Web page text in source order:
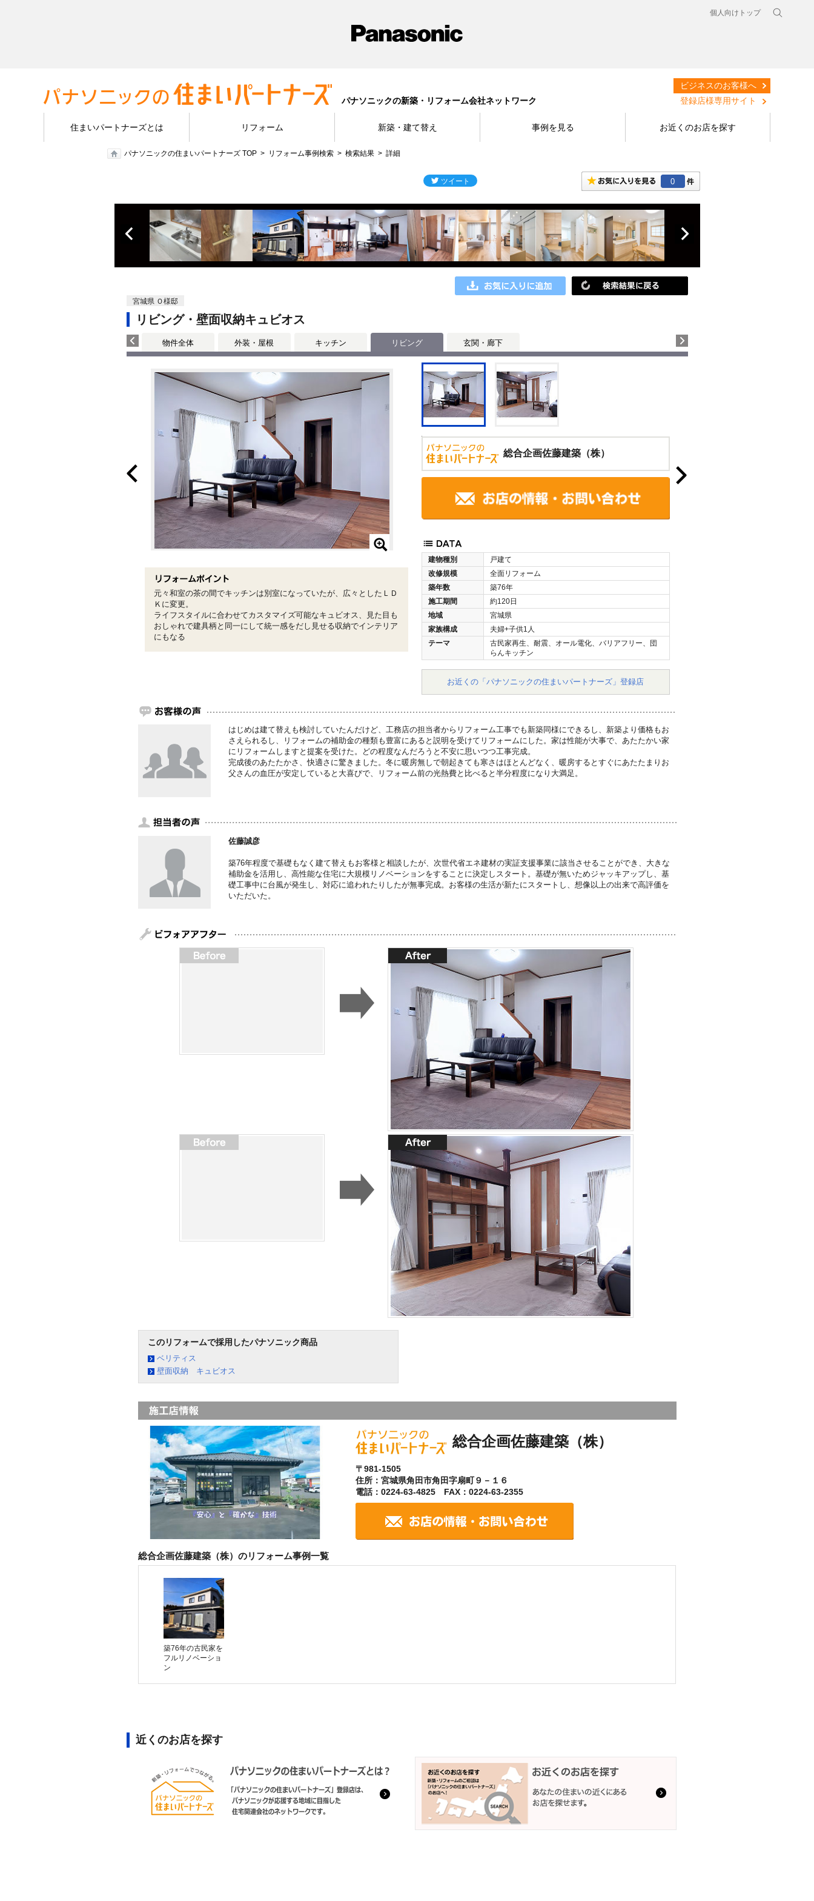
個人向けトップ
パナソニックの新築・リフォーム会社ネットワーク
ビジネスのお客様へ
登録店様専用サイト
住まいパートナーズとは リフォーム 新築・建て替え 事例を見る お近くのお店を探す
パナソニックの住まいパートナーズ TOP リフォーム事例検索 検索結果 詳細
0
宮城県 Ｏ様邸
リビング・壁面収納キュビオス
物件全体 外装・屋根 キッチン リビング 玄関・廊下
総合企画佐藤建築（株）
建物種別
戸建て
改修規模
全面リフォーム
築年数
築76年
施工期間
約120日
地域
宮城県
家族構成
夫婦+子供1人
テーマ
古民家再生、耐震、オール電化、バリアフリー、団
らんキッチン
お近くの「パナソニックの住まいパートナーズ」登録店
元々和室の茶の間でキッチンは別室になっていたが、広々としたＬＤ
Ｋに変更。
ライフスタイルに合わせてカスタマイズ可能なキュビオス、見た目も
おしゃれで建具柄と同一にして統一感をだし見せる収納でインテリア
にもなる
はじめは建て替えも検討していたんだけど、工務店の担当者からリフォーム工事でも新築同様にできるし、新築より価格もお
さえられるし、リフォームの補助金の種類も豊富にあると説明を受けてリフォームにした。家は性能が大事で、あたたかい家
にリフォームしますと提案を受けた。どの程度なんだろうと不安に思いつつ工事完成。
完成後のあたたかさ、快適さに驚きました。冬に暖房無しで朝起きても寒さはほとんどなく、暖房するとすぐにあたたまりお
父さんの血圧が安定していると大喜びで、リフォーム前の光熱費と比べると半分程度になり大満足。
佐藤誠彦
築76年程度で基礎もなく建て替えもお客様と相談したが、次世代省エネ建材の実証支援事業に該当させることができ、大きな
補助金を活用し、高性能な住宅に大規模リノベーションをすることに決定しスタート。基礎が無いためジャッキアップし、基
礎工事中に台風が発生し、対応に追われたりしたが無事完成。お客様の生活が新たにスタートし、想像以上の出来で高評価を
いただいた。
このリフォームで採用したパナソニック商品
ベリティス
壁面収納 キュビオス
総合企画佐藤建築（株）
〒981-1505
住所：宮城県角田市角田字扇町９－１６
電話：0224-63-4825 FAX：0224-63-2355
総合企画佐藤建築（株）のリフォーム事例一覧
築76年の古民家を
フルリノベーショ
ン
近くのお店を探す